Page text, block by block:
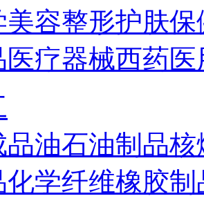
美容整形护肤保
医疗器械西药
品油石油制品核
化学纤维橡胶制